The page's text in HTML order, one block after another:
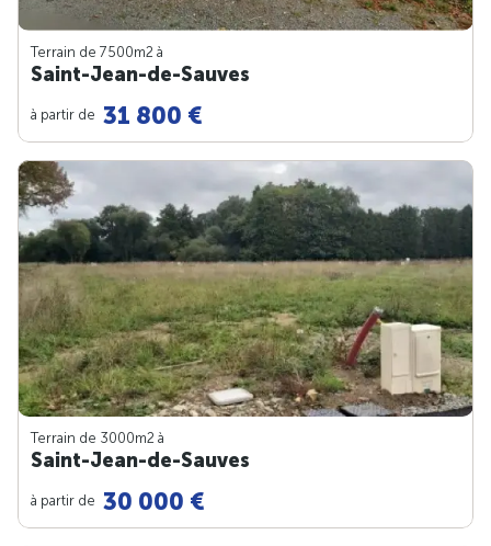
Terrain de 7500m2 à
Saint-Jean-de-Sauves
à partir de 31 800 €
Terrain de 3000m2 à
Saint-Jean-de-Sauves
à partir de 30 000 €